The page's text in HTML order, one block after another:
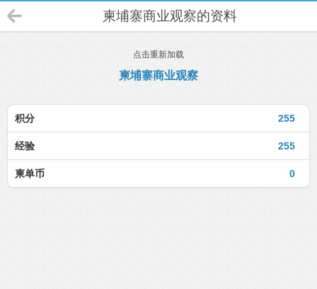
柬埔寨商业观察的资料
点击重新加载
柬埔寨商业观察
255
积分
255
经验
0
柬单币